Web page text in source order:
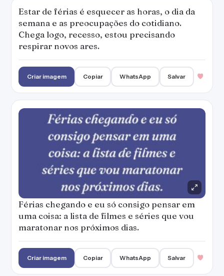
Estar de férias é esquecer as horas, o dia da
semana e as preocupações do cotidiano.
Chega logo, recesso, estou precisando
respirar novos ares.
Criar imagem Copiar WhatsApp Salvar
Férias chegando e eu só consigo pensar em
uma coisa: a lista de filmes e séries que vou
maratonar nos próximos dias.
Criar imagem Copiar WhatsApp Salvar